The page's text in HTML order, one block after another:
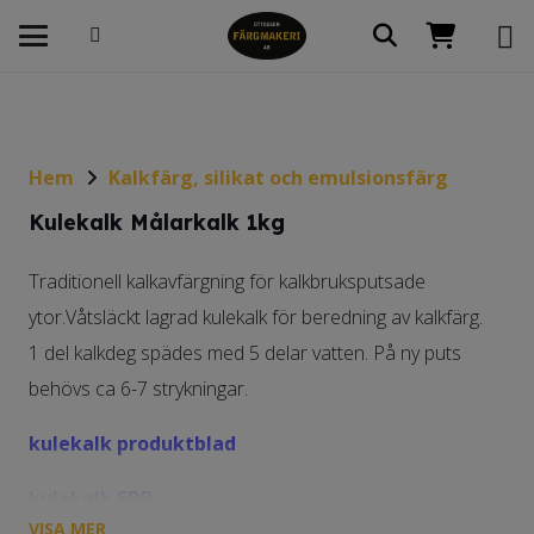
Hem
Kalkfärg, silikat och emulsionsfärg
Kulekalk Målarkalk 1kg
Traditionell kalkavfärgning för kalkbruksputsade
ytor.Våtsläckt lagrad kulekalk för beredning av kalkfärg.
1 del kalkdeg spädes med 5 delar vatten. På ny puts
behövs ca 6-7 strykningar.
kulekalk produktblad
VISA MER